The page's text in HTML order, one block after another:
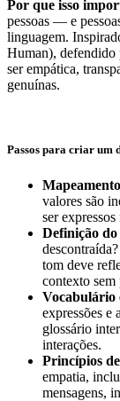
Por que isso
pessoas — e
linguagem.
Human), defendido
ser empática,
genuínas.
Passos para criar um
valores são
ser
Definição
tom deve
contexto sem
Vocabulário
expressões e
glossário
interações.
Princípios
empatia,
mensagens,